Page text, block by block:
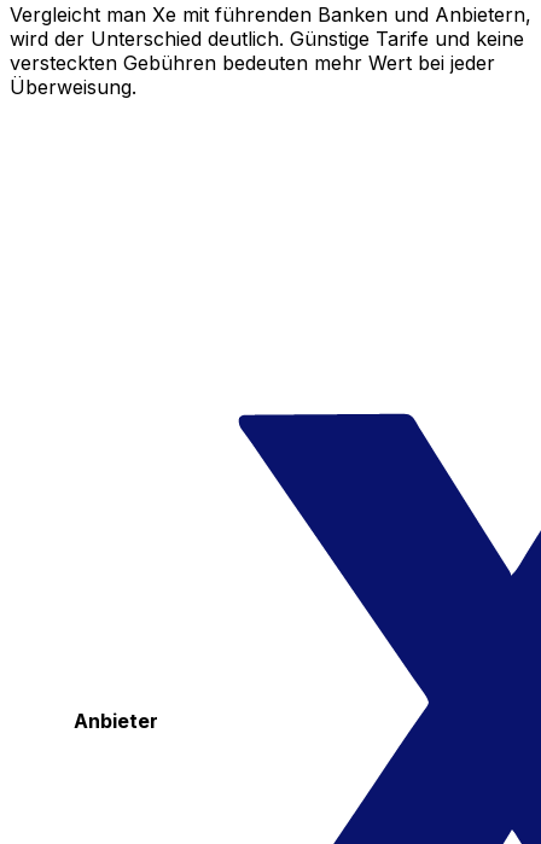
Vergleicht man Xe mit führenden Banken und Anbietern,
wird der Unterschied deutlich. Günstige Tarife und keine
versteckten Gebühren bedeuten mehr Wert bei jeder
Überweisung.
Anbieter